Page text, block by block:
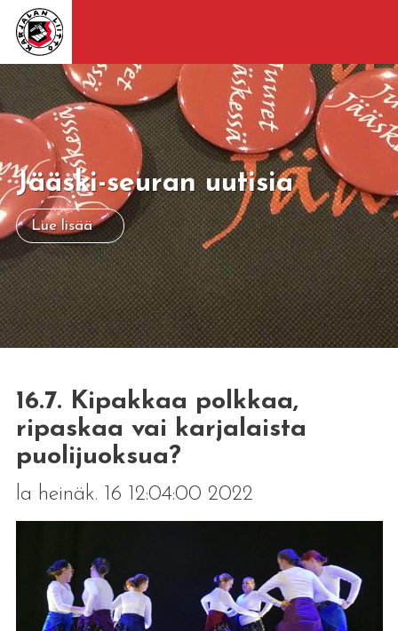
Jääski-seuran uutisia
Lue lisää
16.7. Kipakkaa polkkaa,
ripaskaa vai karjalaista
puolijuoksua?
la heinäk. 16 12:04:00 2022